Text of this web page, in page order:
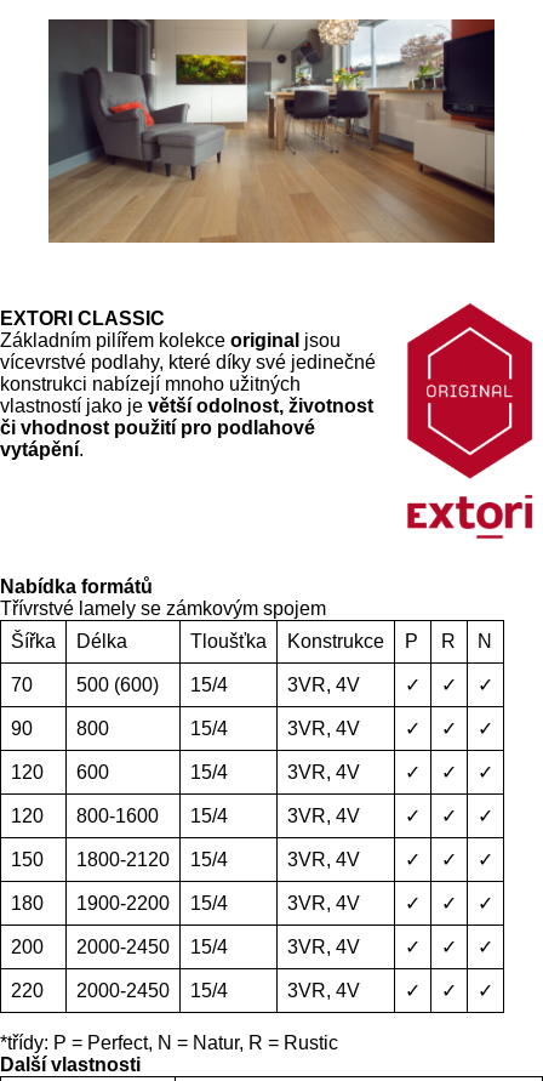
EXTORI CLASSIC
Základním pilířem kolekce original jsou
vícevrstvé podlahy, které díky své jedinečné
konstrukci nabízejí mnoho užitných
vlastností jako je větší odolnost, životnost
či vhodnost použití pro podlahové
vytápění.
Nabídka formátů
Třívrstvé lamely se zámkovým spojem
Šířka
Délka Tloušťka Konstrukce P R N
70 500 (600) 15/4 3VR, 4V ✓ ✓ ✓
90 800 15/4 3VR, 4V ✓ ✓ ✓
120 600 15/4 3VR, 4V ✓ ✓ ✓
120 800-1600 15/4 3VR, 4V ✓ ✓ ✓
150 1800-2120 15/4 3VR, 4V ✓ ✓ ✓
180 1900-2200 15/4 3VR, 4V ✓ ✓ ✓
200 2000-2450 15/4 3VR, 4V ✓ ✓ ✓
220 2000-2450 15/4 3VR, 4V ✓ ✓ ✓
*třídy: P = Perfect, N = Natur, R = Rustic
Další vlastnosti